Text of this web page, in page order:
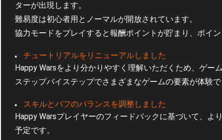
ターが出現します。
難易度は初心者用とノーマルが開放されています。
協力モードをプレイすると報酬ポイントが貯まり、ポイ
チュートリアルをリニューアルしました
Happy Warsをより分かりやすく理解いただくため、ゲ
ステップバイステップでさまざまなゲームの要素が体験
スキルとバフのバランスを調整しました
Happy Warsプレイヤーのフィードバックに基づいて、
予定です。